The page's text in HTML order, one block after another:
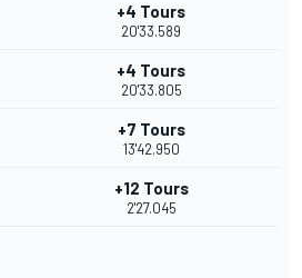
+4 Tours
20'33.589
+4 Tours
20'33.805
+7 Tours
13'42.950
+12 Tours
2'27.045